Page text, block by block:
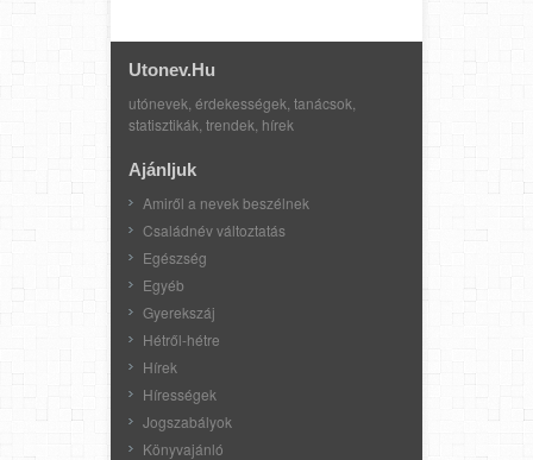
Utonev.hu
utónevek, érdekességek, tanácsok,
statisztikák, trendek, hírek
Ajánljuk
Amiről a nevek beszélnek
Családnév változtatás
Egészség
Egyéb
Gyerekszáj
Hétről-hétre
Hírek
Hírességek
Jogszabályok
Könyvajánló